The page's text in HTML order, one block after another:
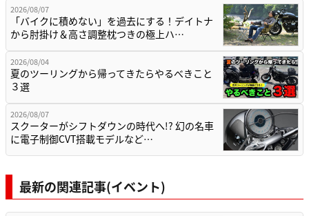
2026/08/07
「バイクに積めない」を過去にする！デイトナ
から肘掛け＆高さ調整枕つきの極上ハ…
2026/08/04
夏のツーリングから帰ってきたらやるべきこと
３選
2026/08/07
スクーターがシフトダウンの時代へ!? 幻の名車
に電子制御CVT搭載モデルなど…
最新の関連記事(イベント)